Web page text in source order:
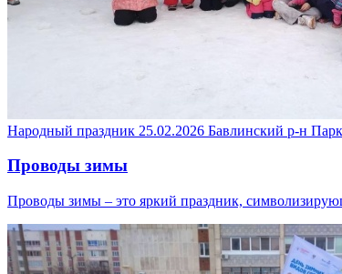
Народный праздник 25.02.2026 Бавлинский р-н
Проводы зимы
Проводы зимы – это яркий праздник,